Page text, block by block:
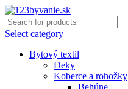
Select category
Bytový textil
Deky
Koberce a rohožky
Behúne